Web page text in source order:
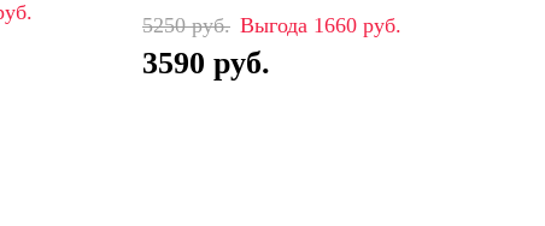
5250 1660
3590